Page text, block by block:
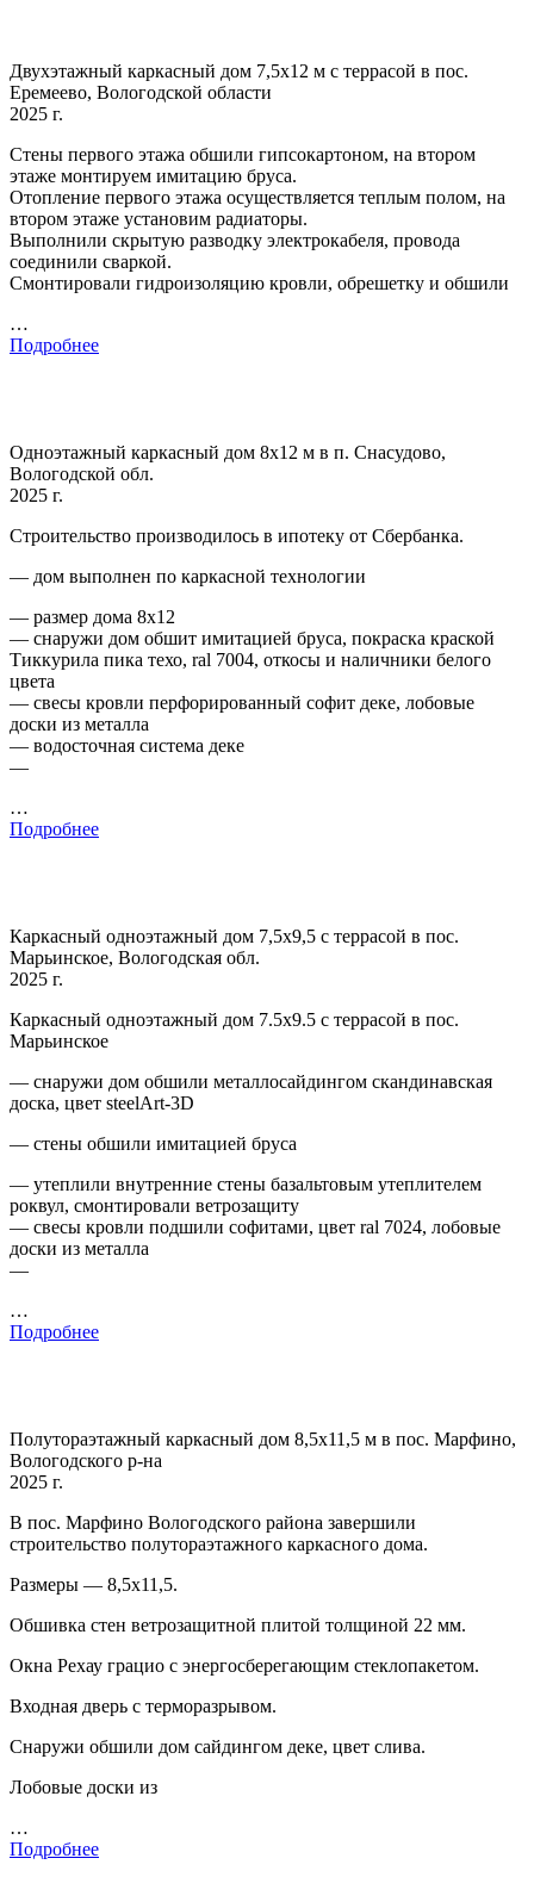
Двухэтажный каркасный дом 7,5х12 м с террасой в пос.
Еремеево, Вологодской области
2025 г.
Стены первого этажа обшили гипсокартоном, на втором
этаже монтируем имитацию бруса.
Отопление первого этажа осуществляется теплым полом, на
втором этаже установим радиаторы.
Выполнили скрытую разводку электрокабеля, провода
соединили сваркой.
Смонтировали гидроизоляцию кровли, обрешетку и обшили
…
Подробнее
Одноэтажный каркасный дом 8х12 м в п. Снасудово,
Вологодской обл.
2025 г.
Строительство производилось в ипотеку от Сбербанка.
— дом выполнен по каркасной технологии
— размер дома 8х12
— снаружи дом обшит имитацией бруса, покраска краской
Тиккурила пика техо, ral 7004, откосы и наличники белого
цвета
— свесы кровли перфорированный софит деке, лобовые
доски из металла
— водосточная система деке
—
…
Подробнее
Каркасный одноэтажный дом 7,5х9,5 с террасой в пос.
Марьинское, Вологодская обл.
2025 г.
Каркасный одноэтажный дом 7.5х9.5 с террасой в пос.
Марьинское
— снаружи дом обшили металлосайдингом скандинавская
доска, цвет steelArt-3D
— стены обшили имитацией бруса
— утеплили внутренние стены базальтовым утеплителем
роквул, смонтировали ветрозащиту
— свесы кровли подшили софитами, цвет ral 7024, лобовые
доски из металла
—
…
Подробнее
Полутораэтажный каркасный дом 8,5х11,5 м в пос. Марфино,
Вологодского р-на
2025 г.
В пос. Марфино Вологодского района завершили
строительство полутораэтажного каркасного дома.
Размеры — 8,5х11,5.
Обшивка стен ветрозащитной плитой толщиной 22 мм.
Окна Рехау грацио с энергосберегающим стеклопакетом.
Входная дверь с терморазрывом.
Снаружи обшили дом сайдингом деке, цвет слива.
Лобовые доски из
…
Подробнее